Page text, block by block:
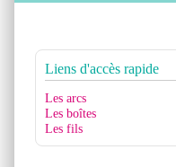
Liensd'accès rapide
Les arcs
Les boîtes
Les fils